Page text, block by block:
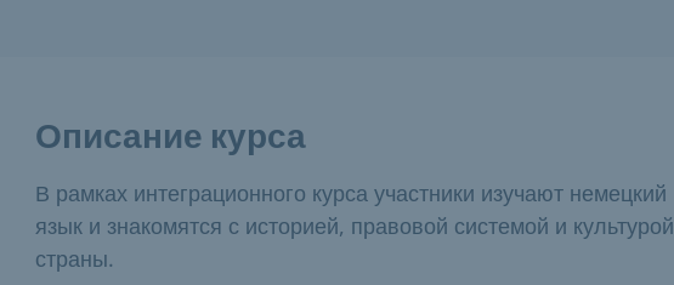
Описание курса
В рамках интеграционного курса участники изучают немецкий
язык и знакомятся с историей, правовой системой и культурой
страны.